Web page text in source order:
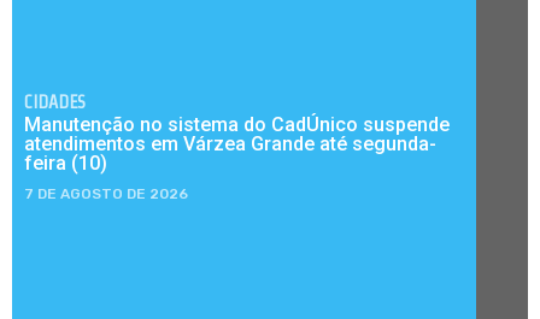
CIDADES
Manutenção no sistema do CadÚnico suspende
atendimentos em Várzea Grande até segunda-
feira (10)
7 DE AGOSTO DE 2026